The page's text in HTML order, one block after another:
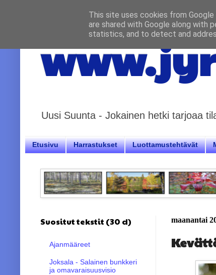
Uusi Suunta - Jokainen hetki tarjoaa
Etusivu Harrastukset Luottamustehtävät
maanantai
Suositut tekstit (30 d)
Ajanmääreet
Joksala - Salainen bunkkeri
ja omavaraisuusvisio
This site uses cookies from
are shared with Google along with
statistics, and to detect and